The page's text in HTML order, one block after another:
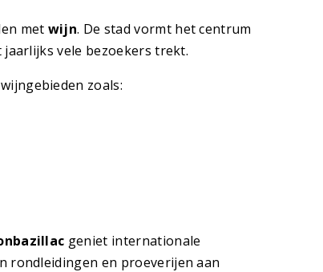
met wijn. De stad vormt het centrum
vele bezoekers trekt.
zoals:
geniet internationale
rondleidingen en proeverijen aan